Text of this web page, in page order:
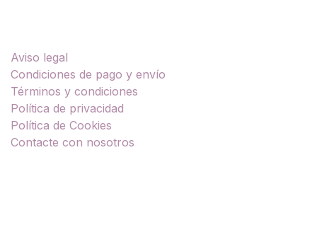
Aviso legal
Condiciones de pago y envío
Términos y condiciones
Política de privacidad
Política de Cookies
Contacte con nosotros